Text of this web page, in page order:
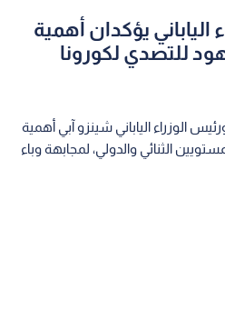
الياباني يؤكدان أهمية
للتصدي لكورونا
الوزراء الياباني شينزو آبي أهمية
الثنائي والدولي، لمجابهة وباء